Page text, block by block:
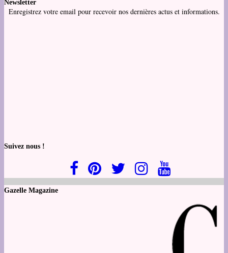
Newsletter
Enregistrez votre email pour recevoir nos dernières actus et informations.
Suivez nous !
Gazelle Magazine